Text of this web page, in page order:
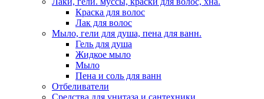
Краска для волос
Лак для волос
Мыло, гели для душа, пена для ванн.
Гель для душа
Жидкое мыло
Мыло
Пена и соль для ванн
Отбеливатели